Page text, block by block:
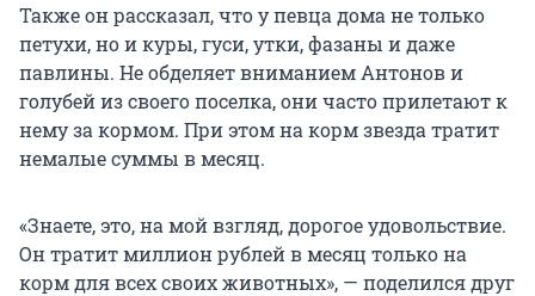
Также он рассказал, что у певца дома не только
петухи, но и куры, гуси, утки, фазаны и даже
павлины. Не обделяет вниманием Антонов и
голубей из своего поселка, они часто прилетают к
нему за кормом. При этом на корм звезда тратит
немалые суммы в месяц.
«Знаете, это, на мой взгляд, дорогое удовольствие.
Он тратит миллион рублей в месяц только на
корм для всех своих животных», — поделился друг